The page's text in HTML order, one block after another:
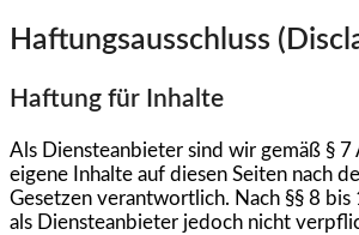
Haftungsausschluss
Haftung für Inhalte
Als Diensteanbieter sind wir gemäß § 7
eigene Inhalte auf diesen Seiten nach
Gesetzen verantwortlich. Nach §§ 8
als Diensteanbieter jedoch nicht